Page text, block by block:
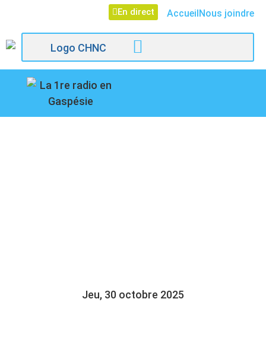
En direct AccueilNous joindre
Jeu, 30 octobre 2025